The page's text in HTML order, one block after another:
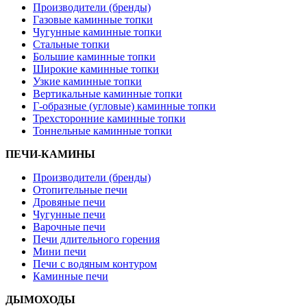
Производители (бренды)
Газовые каминные топки
Чугунные каминные топки
Стальные топки
Большие каминные топки
Широкие каминные топки
Узкие каминные топки
Вертикальные каминные топки
Г-образные (угловые) каминные топки
Трехсторонние каминные топки
Тоннельные каминные топки
ПЕЧИ-КАМИНЫ
Производители (бренды)
Отопительные печи
Дровяные печи
Чугунные печи
Варочные печи
Печи длительного горения
Мини печи
Печи с водяным контуром
Каминные печи
ДЫМОХОДЫ